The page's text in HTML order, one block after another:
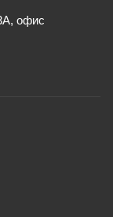
офис